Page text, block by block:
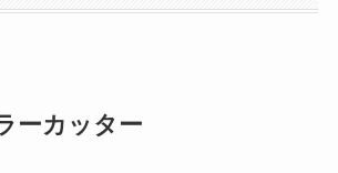
ーカッター